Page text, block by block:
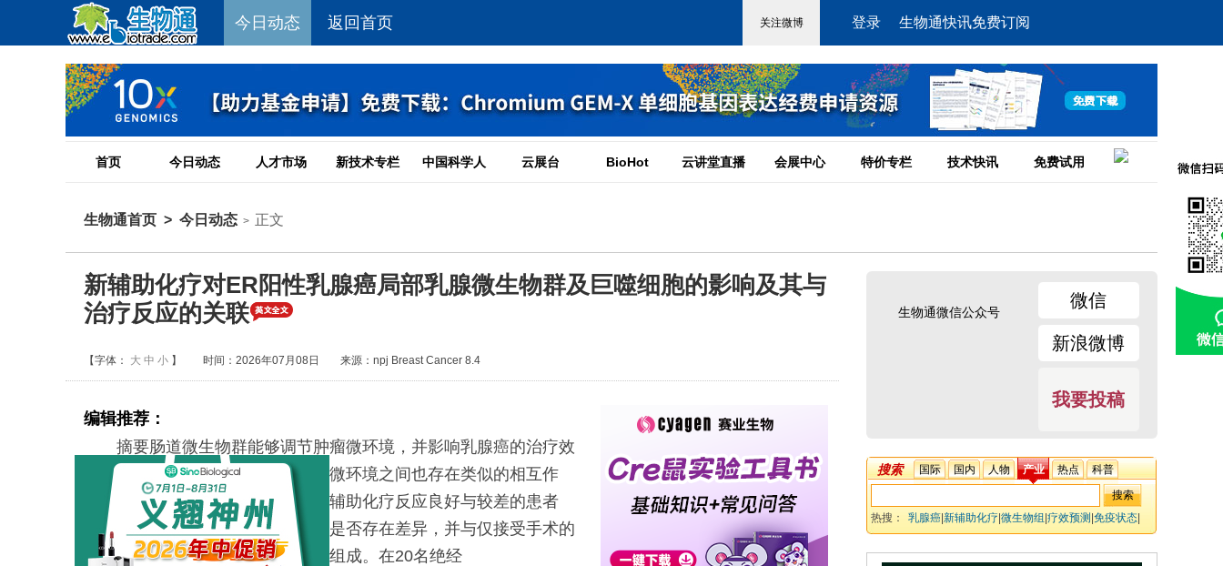
今日动态 返回首页 登录 生物通快讯免费订阅
首页 今日动态 人才市场 新技术专栏 中国科学人 云展台 BioHot 云讲堂直播 会展中心 特价专栏 技术快讯 免费试用
生物通首页 > 今日动态 > 正文
新辅助化疗对ER阳性乳腺癌局部乳腺微生物群及巨噬细胞的影响及其与
治疗反应的关联
【字体： 大 中 小 】 时间：2026年07月08日 来源：npj Breast Cancer 8.4
编辑推荐：
摘要肠道微生物群能够调节肿瘤微环境，并影响乳腺癌的治疗效
果。我们推测乳腺微生物群与肿瘤微环境之间也存在类似的相互作
用。这项探索性研究旨在评估在新辅助化疗反应良好与较差的患者
中，原位微生物和巨噬细胞的密度是否存在差异，并与仅接受手术的
对照组比较治疗后的微生物密度和组成。在20名绝经
生物通微信公众号
微信
新浪微博
我要投稿
搜索 国际 国内 人物 产业 热点 科普
热搜： 乳腺癌 新辅助化疗 微生物组 疗效预测 免疫状态